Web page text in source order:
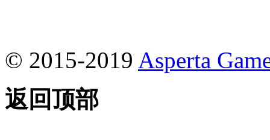
© 2015-2019 Asperta
返回顶部